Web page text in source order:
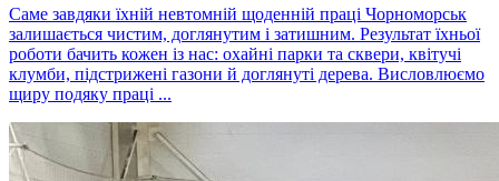
Саме завдяки їхній невтомній щоденній праці Чорноморськ
залишається чистим, доглянутим і затишним. Результат їхньої
роботи бачить кожен із нас: охайні парки та сквери, квітучі
клумби, підстрижені газони й доглянуті дерева. Висловлюємо
щиру подяку праці ...